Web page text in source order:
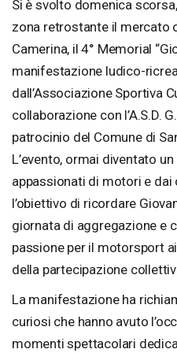
Si è svolto domenica
zona retrostante il mercato
Camerina, il 4° Memorial
manifestazione ludico-
dall’Associazione Sportiva
collaborazione con l’A.S.D.
patrocinio del Comune di
L’evento, ormai diventato
appassionati di motori e dai
l’obiettivo di ricordare
giornata di aggregazione e
passione per il motorsport
della partecipazione
La manifestazione ha
curiosi che hanno avuto
momenti spettacolari